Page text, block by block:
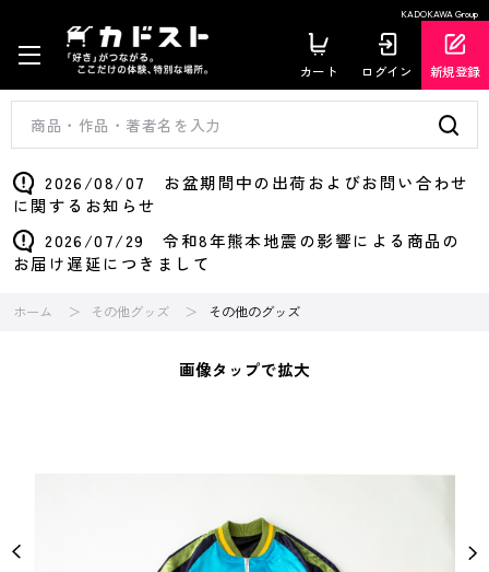
KADOKAWA Group
カート ログイン 新規登録
2026/08/07 お盆期間中の出荷およびお問い合わせ
に関するお知らせ
2026/07/29 令和8年熊本地震の影響による商品の
お届け遅延につきまして
ホーム その他グッズ その他のグッズ
画像タップで拡大